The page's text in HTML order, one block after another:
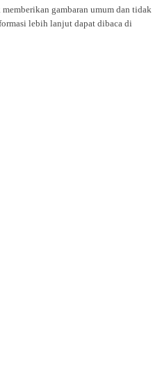
gambaran umum dan tidak
lebih lanjut dapat dibaca di